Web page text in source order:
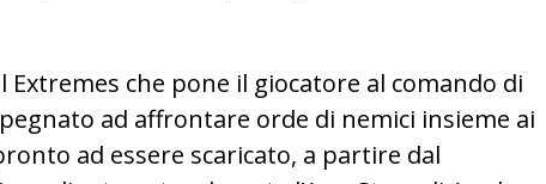
Extremes che pone il giocatore al comando di
ad affrontare orde di nemici insieme ai
ad essere scaricato, a partire dal